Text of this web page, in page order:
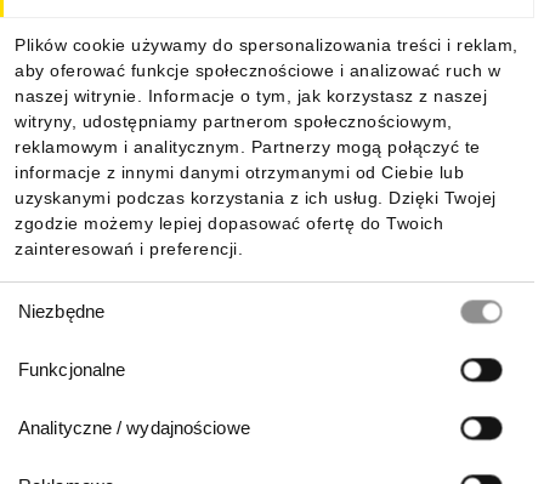
Plików cookie używamy do spersonalizowania treści i reklam,
aby oferować funkcje społecznościowe i analizować ruch w
naszej witrynie. Informacje o tym, jak korzystasz z naszej
witryny, udostępniamy partnerom społecznościowym,
reklamowym i analitycznym. Partnerzy mogą połączyć te
informacje z innymi danymi otrzymanymi od Ciebie lub
uzyskanymi podczas korzystania z ich usług. Dzięki Twojej
zgodzie możemy lepiej dopasować ofertę do Twoich
zainteresowań i preferencji.
zgody
Niezbędne
Funkcjonalne
Analityczne / wydajnościowe
Informacje
Pobierz naszą aplikację mobilną: